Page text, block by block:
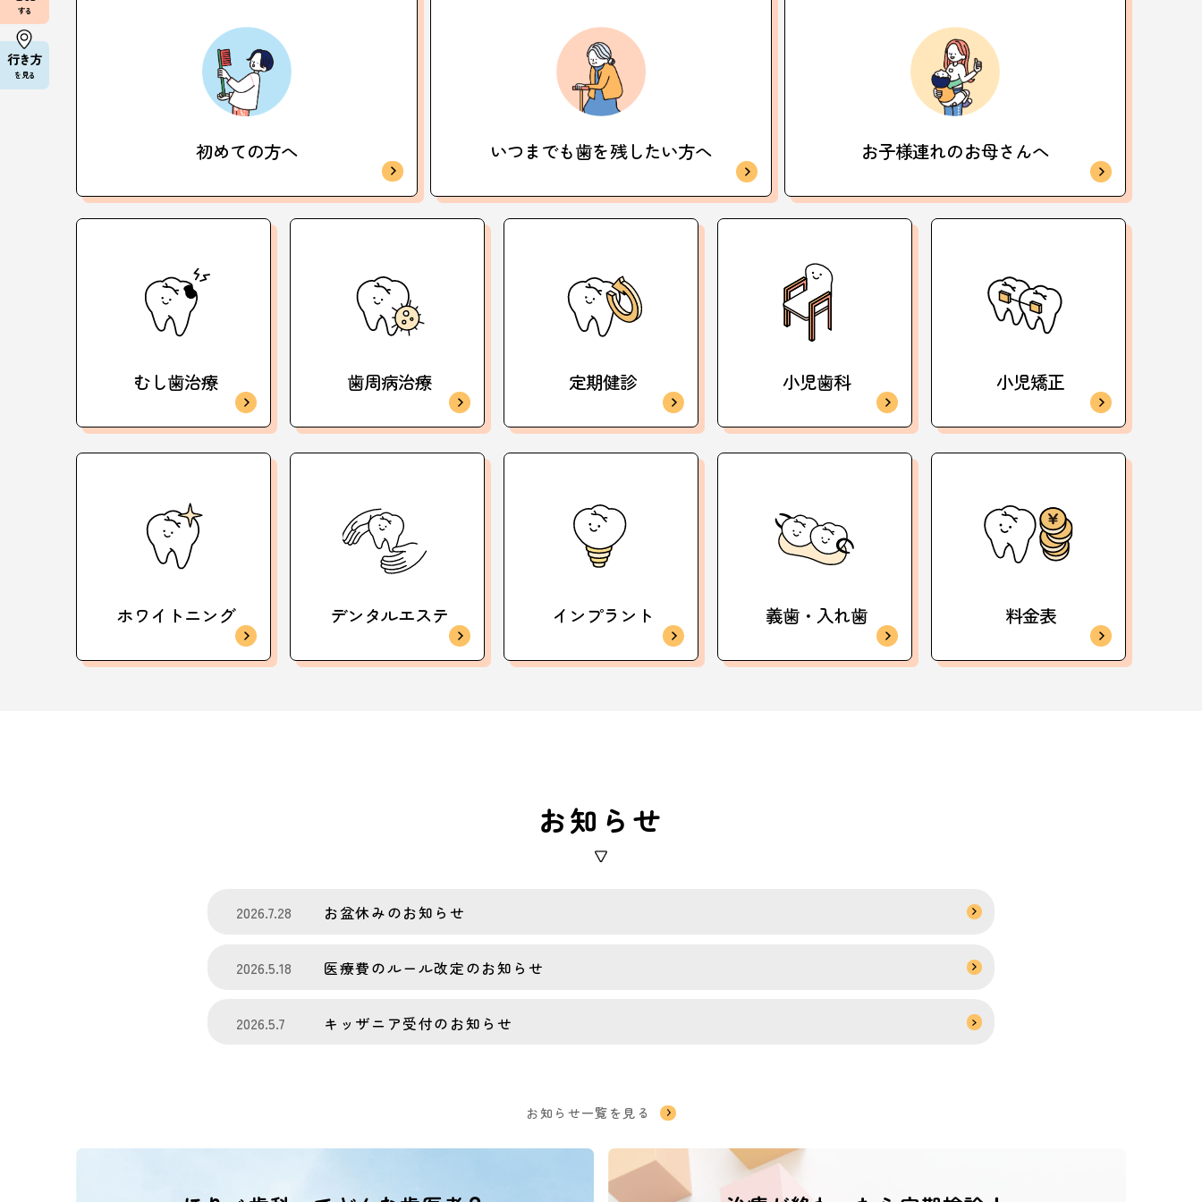
初めての方へ いつまでも歯を残したい方へ お子様連れのお母さんへ
むし歯治療 歯周病治療 定期健診 小児歯科 小児矯正
ホワイトニング デンタルエステ インプラント 義歯・入れ歯 料金表
お知らせ
2026.7.28 お盆休みのお知らせ
2026.5.18 医療費のルール改定のお知らせ
2026.5.7 キッザニア受付のお知らせ
お知らせ一覧を見る
する
行き方
を見る